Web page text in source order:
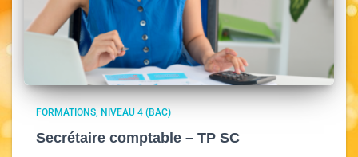
FORMATIONS NIVEAU 4 (BAC)
Secrétaire comptable – TP SC